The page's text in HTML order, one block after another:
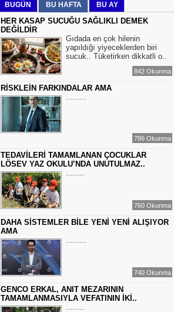
Mr.Hiko...
KORKU VE ŞÜPHE
DÜŞMANLARINIZDIR...
Çiğdem Yorgancıoğlu
İkilikli ve İkircikli Tabiat Diyalektiğinde
Mobius Spiral Mucizeler, Akış ve Doğa
Döngüsünün Bilgeliği...
BİR ROMAN DAHA
EMİR EMİRHANOĞLU
BAYRAMDA ARA VERİN
MACİT SOYDAN
DÜNYANIN MERKEZİNDE YAŞADIĞINI
SANANLAR...
BUGÜN BU HAFTA BU AY
HER KASAP SUCUĞU SAĞLIKLI DEMEK
DEĞİLDİR
Gıdada en çok hilenin
yapıldığı yiyeceklerden biri
sucuk.. Tüketirken dikkatli o..
842 Okunma
RİSKLEİN FARKINDALAR AMA
.........
786 Okunma
TEDAVİLERİ TAMAMLANAN ÇOCUKLAR
LÖSEV YAZ OKULU’NDA UNUTULMAZ..
........
760 Okunma
DAHA SİSTEMLER BİLE YENİ YENİ ALIŞIYOR
AMA
.........
740 Okunma
GENCO ERKAL, ANIT MEZARININ
TAMAMLANMASIYLA VEFATININ İKİ..
........